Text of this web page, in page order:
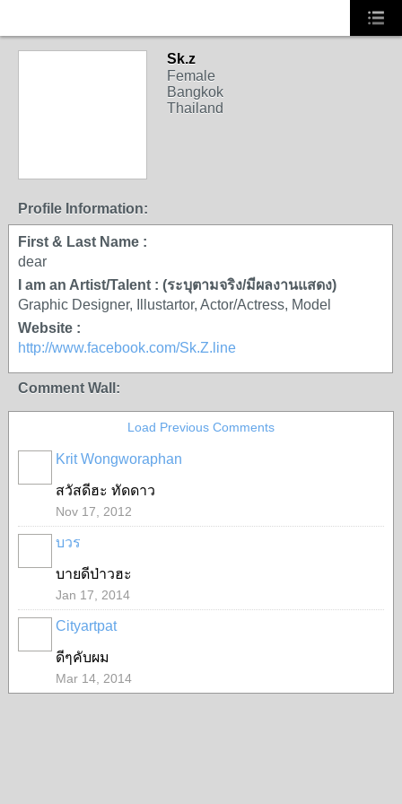
Sk.z
Female
Bangkok
Thailand
Profile Information:
First & Last Name :
dear
I am an Artist/Talent : (ระบุตามจริง/มีผลงานแสดง)
Graphic Designer, Illustartor, Actor/Actress, Model
Website :
http://www.facebook.com/Sk.Z.line
Comment Wall:
Load Previous Comments
Krit Wongworaphan
สวัสดีฮะ ทัดดาว
Nov 17, 2012
บวร
บายดีป่าวฮะ
Jan 17, 2014
Cityartpat
ดีๆคับผม
Mar 14, 2014